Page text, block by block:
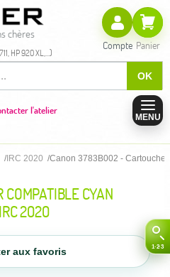
chères
HP 920 XL,...)
OK
Compte Panier
l'atelier
MENU
IRC 2020 Canon 3783B002 - Cartouche
COMPATIBLE CYAN
2020
aux favoris